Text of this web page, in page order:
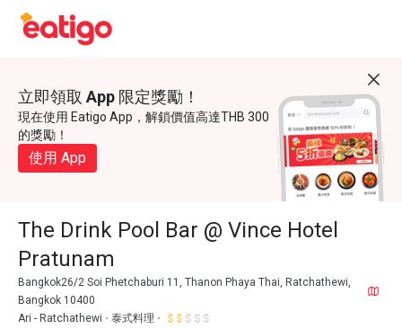
立即領取 App 限定獎勵！
現在使用 Eatigo App，解鎖價值高達THB 300
的獎勵！
使用 App
The Drink Pool Bar @ Vince Hotel
Pratunam
Bangkok26/2 Soi Phetchaburi 11, Thanon Phaya Thai, Ratchathewi,
Bangkok 10400
Ari - Ratchathewi
泰式料理